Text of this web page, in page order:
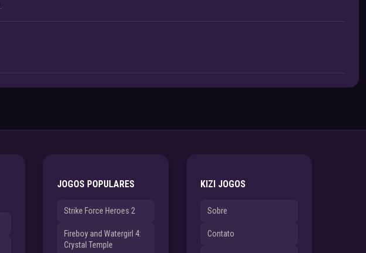
JOGOS POPULARES
Strike Force Heroes 2
Fireboy and Watergirl 4:
Crystal Temple
KIZI JOGOS
Sobre
Contato